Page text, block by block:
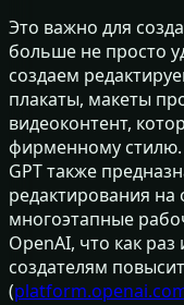
Это важно для
больше не просто
создаем
плакаты, макеты
видеоконтент,
фирменному стилю.
GPT также
редактирования на
многоэтапные
OpenAI, что как
создателям
(